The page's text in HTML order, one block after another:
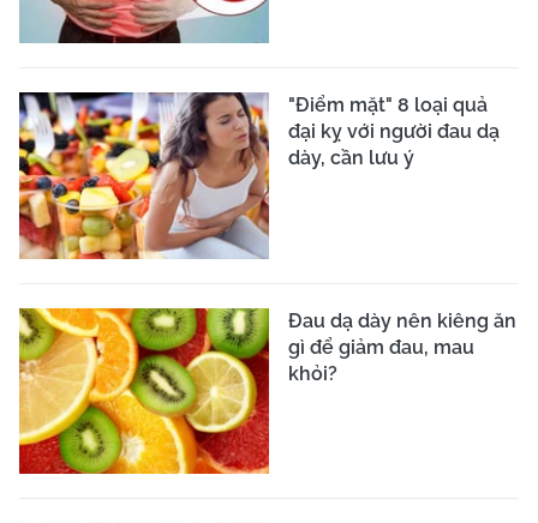
"Điểm mặt" 8 loại quả
đại kỵ với người đau dạ
dày, cần lưu ý
Đau dạ dày nên kiêng ăn
gì để giảm đau, mau
khỏi?